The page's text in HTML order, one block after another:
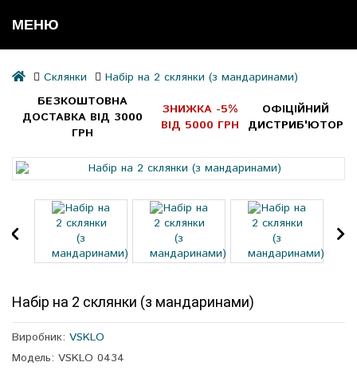
МЕНЮ
Склянки
Набір на 2 склянки (з мандаринами)
БЕЗКОШТОВНА
ДОСТАВКА ВІД 3000
ГРН
ЗНИЖКА -5%
ВІД 5000 ГРН
ОФІЦІЙНИЙ
ДИСТРИБ'ЮТОР
Набір на 2 склянки (з мандаринами)
Виробник: VSKLO
Модель: VSKLO 0434